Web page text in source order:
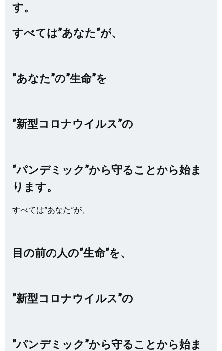
す。
すべては”あなた”が、
”あなた”の”生命”を
”新型コロナウイルス”の
”パンデミック”から守ることから始ま
ります。
すべては”あなた”が、
目の前の人の”生命”を、
”新型コロナウイルス”の
”パンデミック”から守ることから始ま